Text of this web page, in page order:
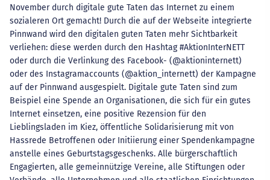
November durch digitale gute Taten das Internet zu einem
sozialeren Ort gemacht! Durch die auf der Webseite integrierte
Pinnwand wird den digitalen guten Taten mehr Sichtbarkeit
verliehen: diese werden durch den Hashtag #AktionInterNETT
oder durch die Verlinkung des Facebook- (@aktioninternett)
oder des Instagramaccounts (@aktion_internett) der Kampagne
auf der Pinnwand ausgespielt. Digitale gute Taten sind zum
Beispiel eine Spende an Organisationen, die sich für ein gutes
Internet einsetzen, eine positive Rezension für den
Lieblingsladen im Kiez, öffentliche Solidarisierung mit von
Hassrede Betroffenen oder Initiierung einer Spendenkampagne
anstelle eines Geburtstagsgeschenks. Alle bürgerschaftlich
Engagierten, alle gemeinnützige Vereine, alle Stiftungen oder